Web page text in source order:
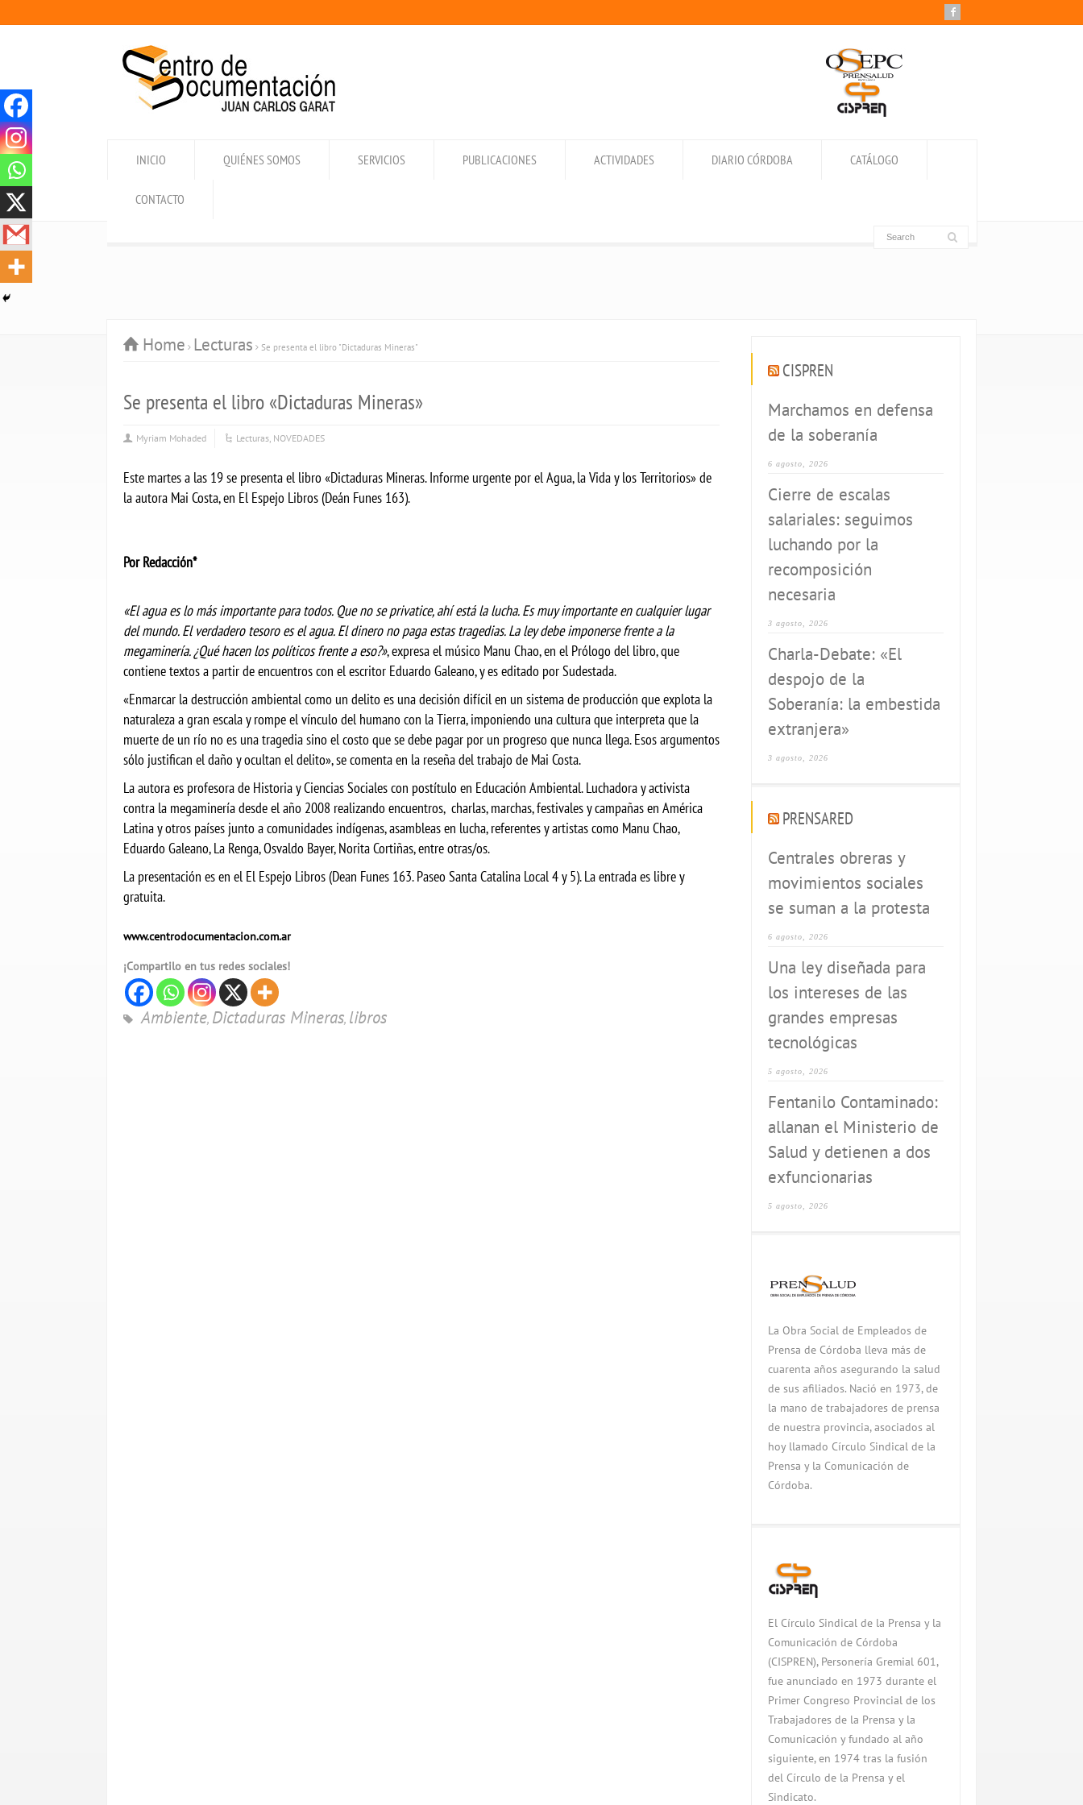
INICIO QUIÉNES SOMOS SERVICIOS PUBLICACIONES ACTIVIDADES DIARIO CÓRDOBA CATÁLOGO
CONTACTO
Home Lecturas Se presenta el libro "Dictaduras Mineras"
Se presenta el libro «Dictaduras Mineras»
Myriam Mohaded Lecturas, NOVEDADES
Este martes a las 19 se presenta el libro «Dictaduras Mineras. Informe urgente por el Agua, la Vida y los Territorios» de
la autora Mai Costa, en El Espejo Libros (Deán Funes 163).
Por Redacción*
«El agua es lo más importante para todos. Que no se privatice, ahí está la lucha. Es muy importante en cualquier lugar
del mundo. El verdadero tesoro es el agua. El dinero no paga estas tragedias. La ley debe imponerse frente a la
megaminería. ¿Qué hacen los políticos frente a eso?», expresa el músico Manu Chao, en el Prólogo del libro, que
contiene textos a partir de encuentros con el escritor Eduardo Galeano, y es editado por Sudestada.
«Enmarcar la destrucción ambiental como un delito es una decisión difícil en un sistema de producción que explota la
naturaleza a gran escala y rompe el vínculo del humano con la Tierra, imponiendo una cultura que interpreta que la
muerte de un río no es una tragedia sino el costo que se debe pagar por un progreso que nunca llega. Esos argumentos
sólo justifican el daño y ocultan el delito», se comenta en la reseña del trabajo de Mai Costa.
La autora es profesora de Historia y Ciencias Sociales con postítulo en Educación Ambiental. Luchadora y activista
contra la megaminería desde el año 2008 realizando encuentros, charlas, marchas, festivales y campañas en América
Latina y otros países junto a comunidades indígenas, asambleas en lucha, referentes y artistas como Manu Chao,
Eduardo Galeano, La Renga, Osvaldo Bayer, Norita Cortiñas, entre otras/os.
La presentación es en el El Espejo Libros (Dean Funes 163. Paseo Santa Catalina Local 4 y 5). La entrada es libre y
gratuita.
www.centrodocumentacion.com.ar
¡Compartilo en tus redes sociales!
Ambiente, Dictaduras Mineras, libros
CISPREN
Marchamos en defensa
de la soberanía
6 agosto, 2026
Cierre de escalas
salariales: seguimos
luchando por la
recomposición
necesaria
3 agosto, 2026
Charla-Debate: «El
despojo de la
Soberanía: la embestida
extranjera»
3 agosto, 2026
PRENSARED
Centrales obreras y
movimientos sociales
se suman a la protesta
6 agosto, 2026
Una ley diseñada para
los intereses de las
grandes empresas
tecnológicas
5 agosto, 2026
Fentanilo Contaminado:
allanan el Ministerio de
Salud y detienen a dos
exfuncionarias
5 agosto, 2026
La Obra Social de Empleados de
Prensa de Córdoba lleva más de
cuarenta años asegurando la salud
de sus afiliados. Nació en 1973, de
la mano de trabajadores de prensa
de nuestra provincia, asociados al
hoy llamado Círculo Sindical de la
Prensa y la Comunicación de
Córdoba.
El Círculo Sindical de la Prensa y la
Comunicación de Córdoba
(CISPREN), Personería Gremial 601,
fue anunciado en 1973 durante el
Primer Congreso Provincial de los
Trabajadores de la Prensa y la
Comunicación y fundado al año
siguiente, en 1974 tras la fusión
del Círculo de la Prensa y el
Sindicato.